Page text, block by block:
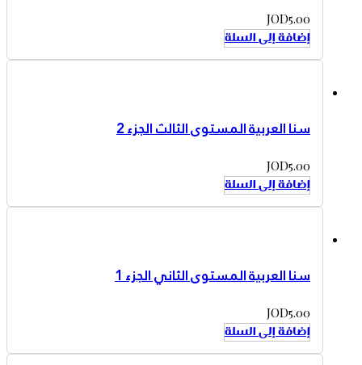
JOD5.00
إضافة إلى السلة
سنا العربية المستوى الثالث الجزء 2
JOD5.00
إضافة إلى السلة
سنا العربية المستوى الثاني الجزء 1
JOD5.00
إضافة إلى السلة